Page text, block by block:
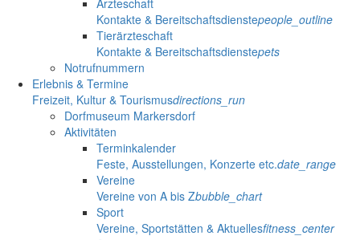
Kontakte & Bereitschaftsdienstepeople_outline
Tierärzteschaft
Kontakte & Bereitschaftsdienstepets
Notrufnummern
Erlebnis & Termine
Freizeit, Kultur & Tourismusdirections_run
Dorfmuseum Markersdorf
Aktivitäten
Terminkalender
Feste, Ausstellungen, Konzerte etc.date_range
Vereine
Vereine von A bis Zbubble_chart
Sport
Vereine, Sportstätten & Aktuellesfitness_center